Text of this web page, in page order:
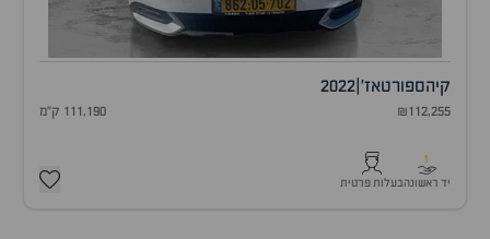
קיהספורטאז' 2022
₪112,255 111,190 ק"מ
1
יד ראשונהבעלות פרטית